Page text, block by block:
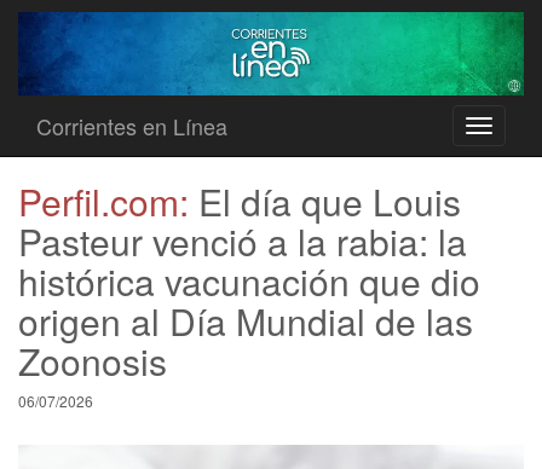
Toggle
Corrientes en Línea
Perfil.com: El día que Louis
Pasteur venció a la rabia: la
histórica vacunación que dio
origen al Día Mundial de las
Zoonosis
06/07/2026